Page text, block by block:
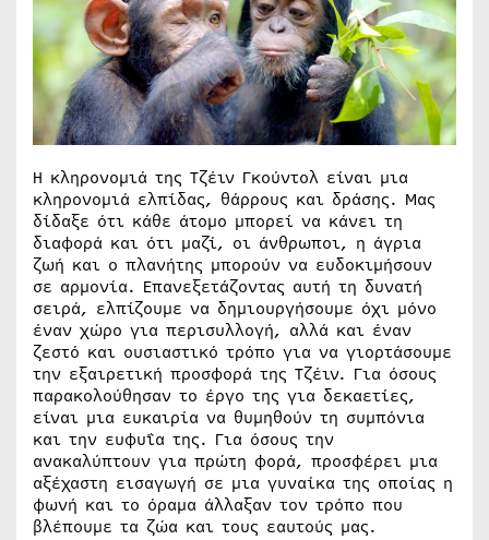
Η κληρονομιά της Τζέιν Γκούντολ είναι μια
κληρονομιά ελπίδας, θάρρους και δράσης. Μας
δίδαξε ότι κάθε άτομο μπορεί να κάνει τη
διαφορά και ότι μαζί, οι άνθρωποι, η άγρια ​​
ζωή και ο πλανήτης μπορούν να ευδοκιμήσουν
σε αρμονία. Επανεξετάζοντας αυτή τη δυνατή
σειρά, ελπίζουμε να δημιουργήσουμε όχι μόνο
έναν χώρο για περισυλλογή, αλλά και έναν
ζεστό και ουσιαστικό τρόπο για να γιορτάσουμε
την εξαιρετική προσφορά της Τζέιν. Για όσους
παρακολούθησαν το έργο της για δεκαετίες,
είναι μια ευκαιρία να θυμηθούν τη συμπόνια
και την ευφυΐα της. Για όσους την
ανακαλύπτουν για πρώτη φορά, προσφέρει μια
αξέχαστη εισαγωγή σε μια γυναίκα της οποίας η
φωνή και το όραμα άλλαξαν τον τρόπο που
βλέπουμε τα ζώα και τους εαυτούς μας.